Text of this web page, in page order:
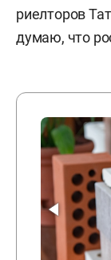
риелторов
думаю, что